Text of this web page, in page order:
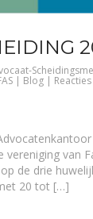
| Blog |
van
de drie
20 tot […]